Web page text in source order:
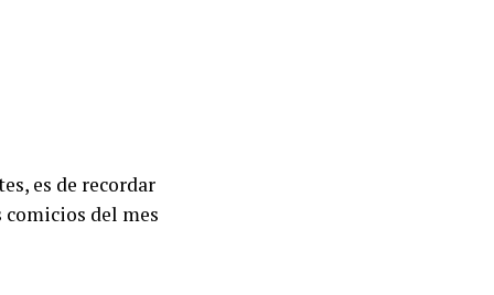
es de recordar
comicios del mes